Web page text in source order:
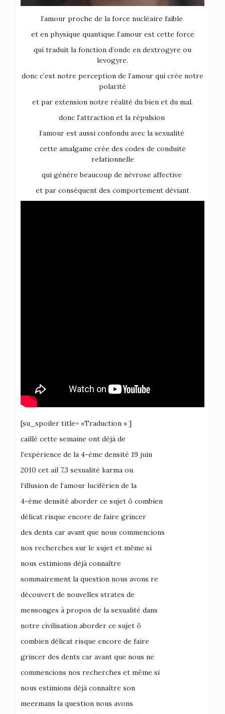
l’amour proche de la force nucléaire faible
et en physique quantique l’amour est cette force
qui traduit la fonction d’onde en dextrogyre ou
levogyre.
donc c’est notre perception de l’amour qui crée notre
polarité
et par extension notre réalité du bien et du mal.
donc l’attraction et la répulsion
l’amour est aussi confondu avec la sexualité
cette amalgame crée des codes de conduite
relationnelle
qui génère beaucoup de névrose affective
et par conséquent des comportement déviant
[su_spoiler title= »Traduction « ]
caillé cette semaine ont déjà de
l’expérience de la 4-ème densité 19 juin
2010 cet ail 7,3 sexualité karma ou
l’illusion de l’amour luciférien de la
4-ème densité aborder ce sujet ô combien
délicat risque encore de faire grincer
des dents car avant que nous commencions
nos recherches sur le sujet et même si
nous estimions déjà connaître
sommairement la question nous avons re
découvert de nouvelles strates de
mensonges à propos de la sexualité dans
notre civilisation aborder ce sujet ô
combien délicat risque encore de faire
grincer des dents car avant que nous ne
commencions nos recherches et même si
nous estimions déjà connaître son
meermans la question nous avons